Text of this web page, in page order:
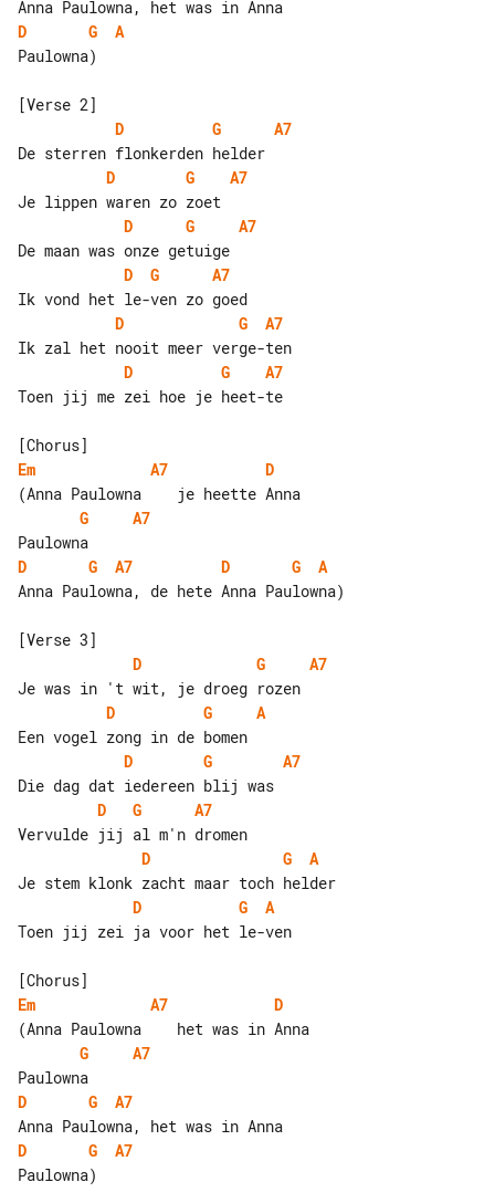
D
G
A
Paulowna)
D
G
A7
D
G
A7
D
G
A7
D
G
A7
D
G
A7
D
G
A7
Toen jij me zei hoe je heet-te
Em
A7
D
G
A7
D
G A7 D G
A
Anna Paulowna, de hete Anna Paulowna)
D
G
A7
D
G
A
D
G
A7
D
G
A7
D
G
A
D
G
A
Toen jij zei ja voor het le-ven
Em
A7
D
G
A7
D
G
A7
D
G
A7
Paulowna)